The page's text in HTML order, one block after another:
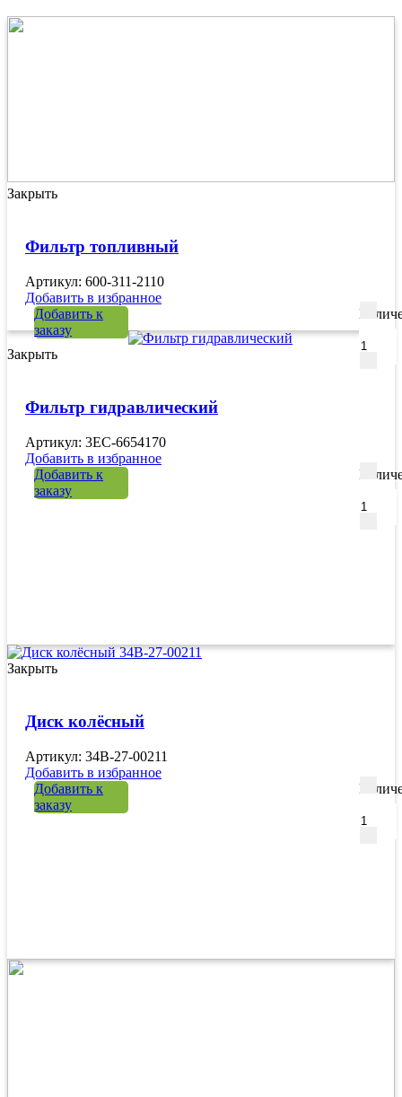
Закрыть
Фильтр топливный
Артикул: 600-311-2110
Добавить в избранное
Добавить к
заказу
Закрыть
Фильтр гидравлический
Артикул: 3EC-6654170
Добавить в избранное
Добавить к
заказу
Закрыть
Диск колёсный
Артикул: 34B-27-00211
Добавить в избранное
Добавить к
заказу